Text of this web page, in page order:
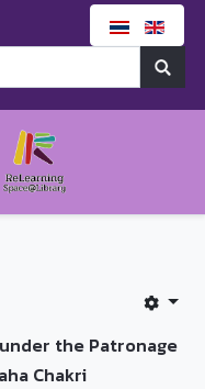
the Patronage
Chakri